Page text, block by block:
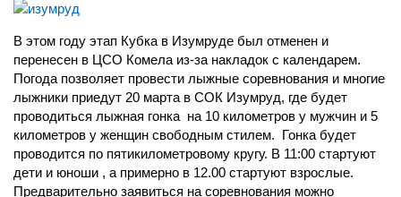
В этом году этап Кубка в Изумруде был отменен и
перенесен в ЦСО Комела из-за накладок с календарем.
Погода позволяет провести лыжные соревнования и многие
лыжники приедут 20 марта в СОК Изумруд, где будет
проводиться лыжная гонка на 10 километров у мужчин и 5
километров у женщин свободным стилем. Гонка будет
проводится по пятикилометровому кругу. В 11:00 стартуют
дети и юноши , а примерно в 12.00 стартуют взрослые.
Предварительно заявиться на соревнования можно